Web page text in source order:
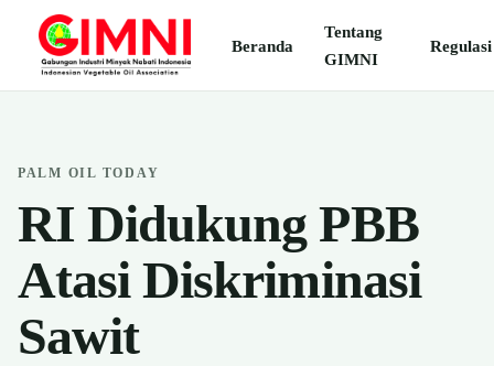
Beranda
Tentang
GIMNI
Regulasi
PALM OIL TODAY
RI Didukung PBB
Atasi Diskriminasi
Sawit